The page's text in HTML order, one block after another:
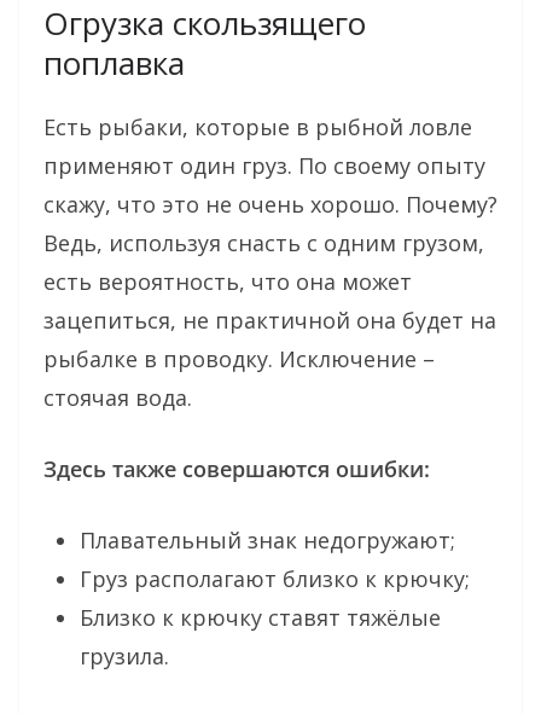
Огрузка скользящего
поплавка
Есть рыбаки, которые в рыбной ловле
применяют один груз. По своему опыту
скажу, что это не очень хорошо. Почему?
Ведь, используя снасть с одним грузом,
есть вероятность, что она может
зацепиться, не практичной она будет на
рыбалке в проводку. Исключение –
стоячая вода.
Здесь также совершаются ошибки:
Плавательный знак недогружают;
Груз располагают близко к крючку;
Близко к крючку ставят тяжёлые
грузила.